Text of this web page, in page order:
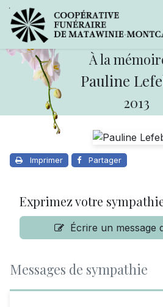
À la
Pauline
2013
Imprimer Partager
Exprimez votre
Écrire un message
Messages de sympathie